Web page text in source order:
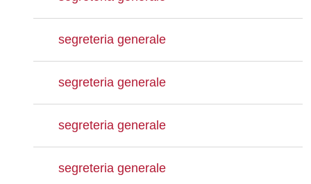
segreteria generale
segreteria generale
segreteria generale
segreteria generale